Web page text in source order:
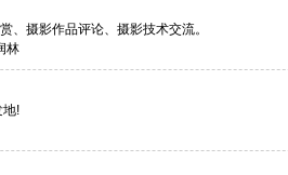
、摄影作品评论、摄影技术交流。
林
地!